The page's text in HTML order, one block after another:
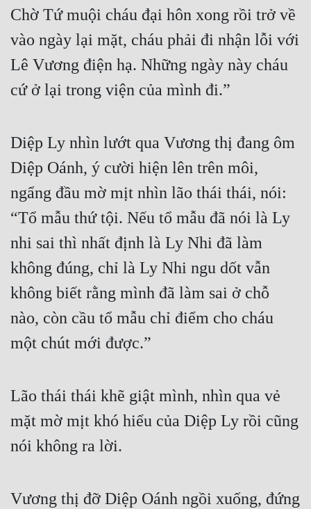
Chờ Tứ muội cháu đại hôn xong rồi trở về
vào ngày lại mặt, cháu phải đi nhận lỗi với
Lê Vương điện hạ. Những ngày này cháu
cứ ở lại trong viện của mình đi.”
Diệp Ly nhìn lướt qua Vương thị đang ôm
Diệp Oánh, ý cười hiện lên trên môi,
ngẩng đầu mờ mịt nhìn lão thái thái, nói:
“Tổ mẫu thứ tội. Nếu tổ mẫu đã nói là Ly
nhi sai thì nhất định là Ly Nhi đã làm
không đúng, chỉ là Ly Nhi ngu dốt vẫn
không biết rằng mình đã làm sai ở chỗ
nào, còn cầu tổ mẫu chỉ điểm cho cháu
một chút mới được.”
Lão thái thái khẽ giật mình, nhìn qua vẻ
mặt mờ mịt khó hiểu của Diệp Ly rồi cũng
nói không ra lời.
Vương thị đỡ Diệp Oánh ngồi xuống, đứng